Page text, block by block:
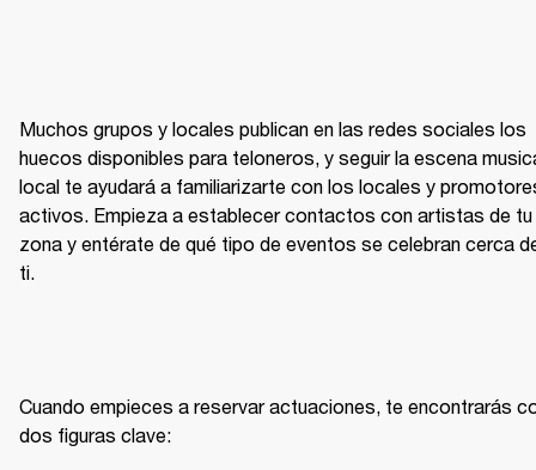
Muchos grupos y locales publican en las redes sociales los
huecos disponibles para teloneros, y seguir la escena
local te ayudará a familiarizarte con los locales y
activos. Empieza a establecer contactos con artistas de tu
zona y entérate de qué tipo de eventos se celebran cerca
ti.
Cuando empieces a reservar actuaciones, te encontrarás
dos figuras clave: